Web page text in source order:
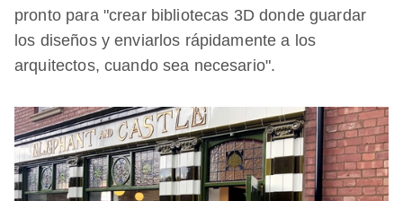
pronto para "crear bibliotecas 3D donde guardar
los diseños y enviarlos rápidamente a los
arquitectos, cuando sea necesario".